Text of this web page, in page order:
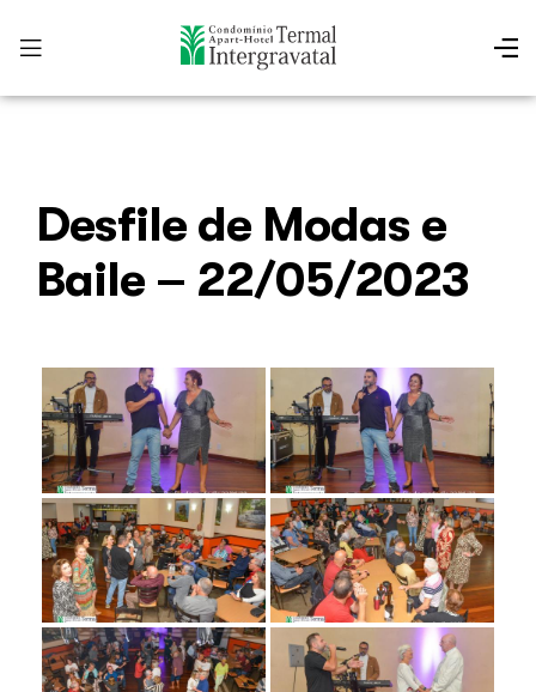
Desfile de Modas e
Baile – 22/05/2023